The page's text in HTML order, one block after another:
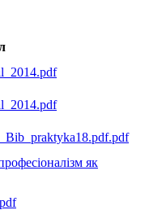
як